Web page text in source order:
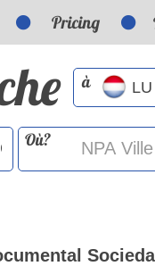
Pricing
à
Où?